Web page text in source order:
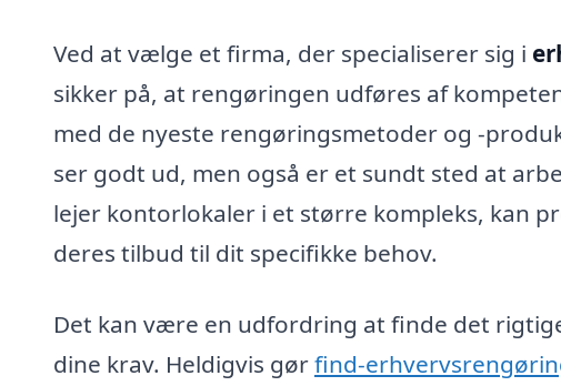
Ved at vælge et firma, der specialiserer sig i
sikker på, at rengøringen udføres af
med de nyeste rengøringsmetoder og -
ser godt ud, men også er et sundt sted at
lejer kontorlokaler i et større kompleks, kan
deres tilbud til dit specifikke behov.
Det kan være en udfordring at finde det
dine krav. Heldigvis gørfind-